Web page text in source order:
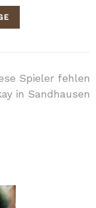
Spieler fehlen
in Sandhausen